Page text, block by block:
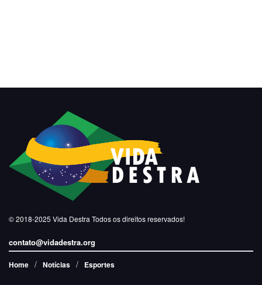
© 2018-2025 Vida Destra Todos os direitos reservados!
contato@vidadestra.org
Home Notícias Esportes